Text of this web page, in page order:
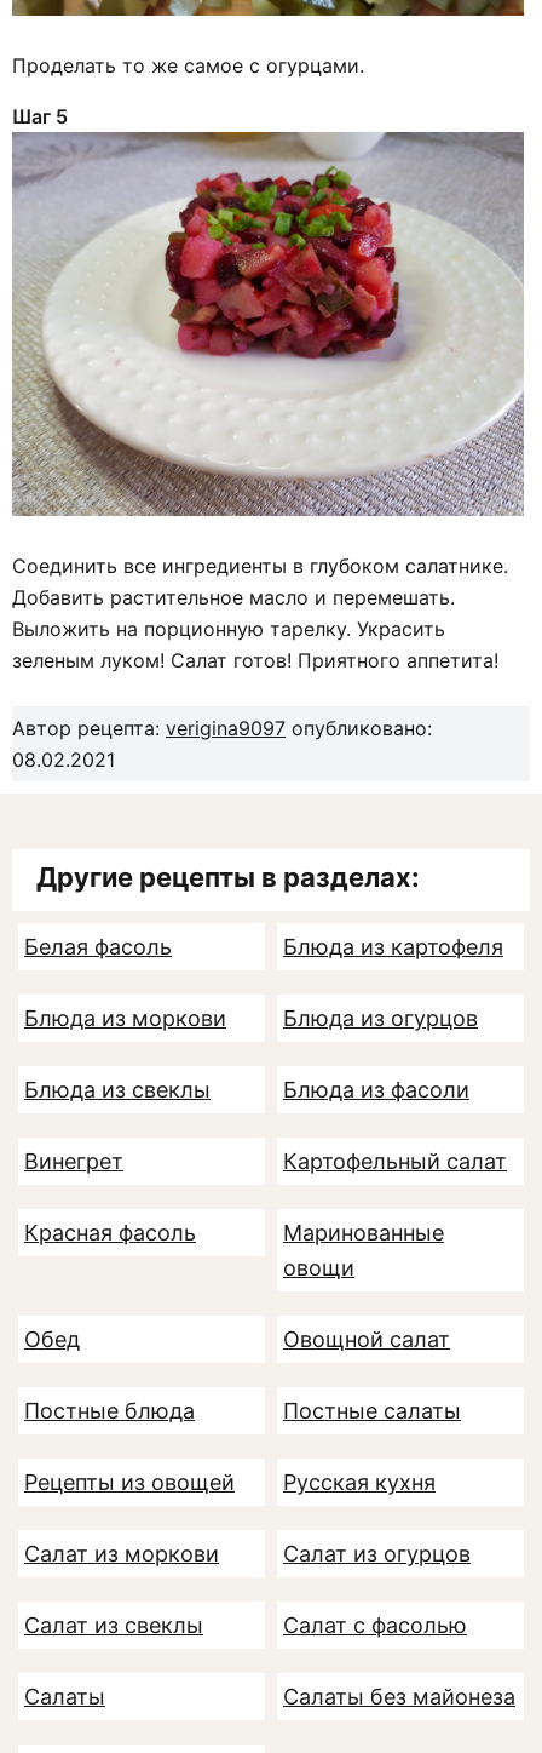
Проделать то же самое с огурцами.
Шаг 5
Соединить все ингредиенты в глубоком салатнике.
Добавить растительное масло и перемешать.
Выложить на порционную тарелку. Украсить
зеленым луком! Салат готов! Приятного аппетита!
Автор рецепта: verigina9097 опубликовано:
08.02.2021
Другие рецепты в разделах:
Белая фасоль Блюда из картофеля
Блюда из моркови Блюда из огурцов
Блюда из свеклы Блюда из фасоли
Винегрет Картофельный салат
Красная фасоль
Маринованные
овощи
Обед Овощной салат
Постные блюда Постные салаты
Рецепты из овощей Русская кухня
Салат из моркови Салат из огурцов
Салат из свеклы Салат с фасолью
Салаты Салаты без майонеза